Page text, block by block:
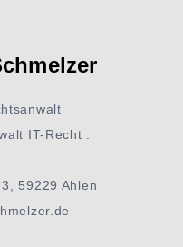
IT-Recht .
59229 Ahlen